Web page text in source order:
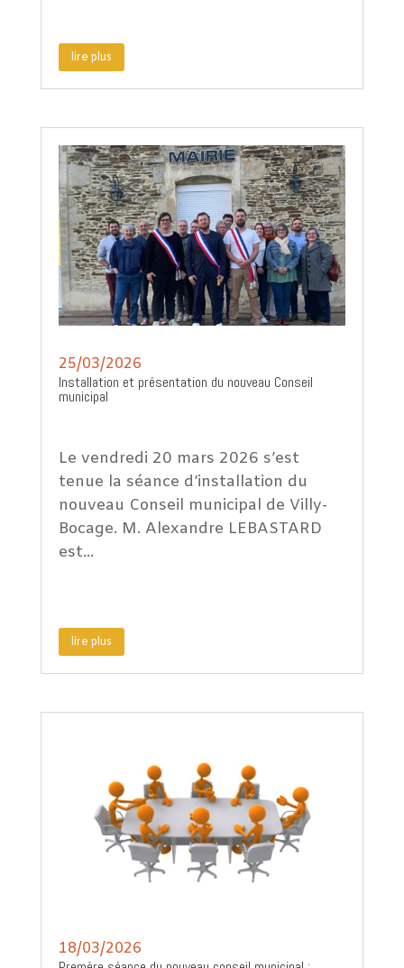
lire plus
25/03/2026
Installation et présentation du nouveau Conseil
municipal
Le vendredi 20 mars 2026 s’est
tenue la séance d’installation du
nouveau Conseil municipal de Villy-
Bocage. M. Alexandre LEBASTARD
est...
lire plus
18/03/2026